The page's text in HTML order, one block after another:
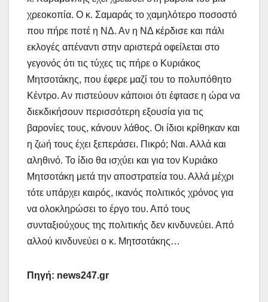
χρεοκοπία. Ο κ. Σαμαράς το χαμηλότερο ποσοστό
που πήρε ποτέ η ΝΔ. Αν η ΝΔ κέρδισε και πάλι
εκλογές απέναντι στην αριστερά οφείλεται στο
γεγονός ότι τις τύχες τις πήρε ο Κυριάκος
Μητσοτάκης, που έφερε μαζί του το πολυπόθητο
Κέντρο. Αν πιστεύουν κάποιοι ότι έφτασε η ώρα να
διεκδικήσουν περισσότερη εξουσία για τις
βαρονίες τους, κάνουν λάθος. Οι ίδιοι κρίθηκαν και
η ζωή τους έχει ξεπεράσει. Πικρό; Ναι. Αλλά και
αληθινό. Το ίδιο θα ισχύει και για τον Κυριάκο
Μητσοτάκη μετά την αποστρατεία του. Αλλά μέχρι
τότε υπάρχει καιρός, ικανός πολιτικός χρόνος για
να ολοκληρώσει το έργο του. Από τους
συνταξιούχους της πολιτικής δεν κινδυνεύει. Από
αλλού κινδυνεύει ο κ. Μητσοτάκης…
Πηγή: news247.gr